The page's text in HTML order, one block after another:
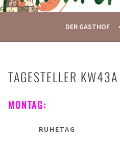
DER GASTHOF
TAGESTELLER KW43A
MONTAG:
RUHETAG